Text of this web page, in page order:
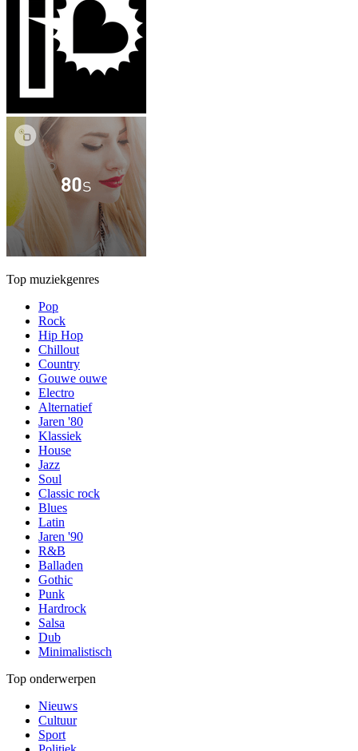
Top muziekgenres
Pop
Rock
Hip Hop
Chillout
Country
Gouwe ouwe
Electro
Alternatief
Jaren '80
Klassiek
House
Jazz
Soul
Classic rock
Blues
Latin
Jaren '90
R&B
Balladen
Gothic
Punk
Hardrock
Salsa
Dub
Minimalistisch
Top onderwerpen
Nieuws
Cultuur
Sport